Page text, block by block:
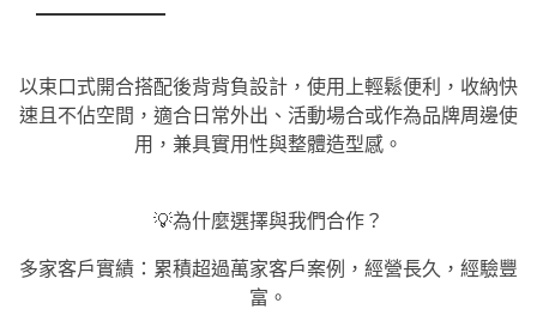
以束口式開合搭配後背背負設計，使用上輕鬆便利，收納快
速且不佔空間，適合日常外出、活動場合或作為品牌周邊使
用，兼具實用性與整體造型感。
💡為什麼選擇與我們合作？
多家客戶實績：累積超過萬家客戶案例，經營長久，經驗豐
富。